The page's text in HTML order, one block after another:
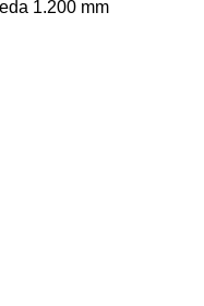
1.200 mm